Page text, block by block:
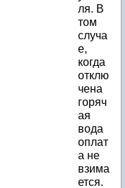
ля. В
том
случа
е,
когда
отклю
чена
горяч
ая
вода
оплат
а не
взима
ется.